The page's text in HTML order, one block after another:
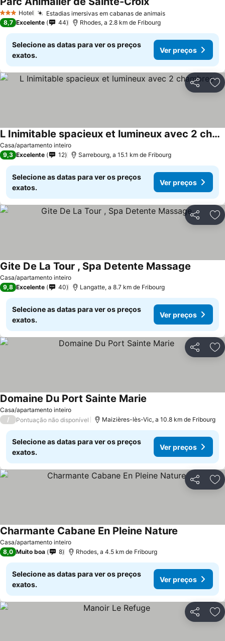
3 EstrelasHotel Estadias imersivas em cabanas de animais
8,7 Excelente 44 Rhodes, a 2.8 km de Fribourg
Selecione as datas para ver os preços
exatos.
Ver preços
Partilhar
Casa/apartamento inteiro
L Inimitable spacieux et lumineux avec 2 chambres
9,3 Excelente 12 Sarrebourg, a 15.1 km de Fribourg
Selecione as datas para ver os preços
exatos.
Ver preços
Partilhar
Casa/apartamento inteiro
Gite De La Tour , Spa Detente Massage
9,8 Excelente 40 Langatte, a 8.7 km de Fribourg
Selecione as datas para ver os preços
exatos.
Ver preços
Partilhar
Casa/apartamento inteiro
Domaine Du Port Sainte Marie
/ Pontuação não disponível Maizières-lès-Vic, a 10.8 km de Fribourg
Selecione as datas para ver os preços
exatos.
Ver preços
Partilhar
Casa/apartamento inteiro
Charmante Cabane En Pleine Nature
8,0 Muito boa 8 Rhodes, a 4.5 km de Fribourg
Selecione as datas para ver os preços
exatos.
Ver preços
Partilhar